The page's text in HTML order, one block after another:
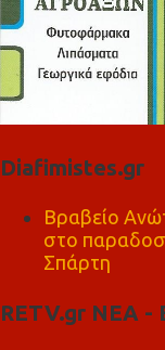
Diafimistes.gr
Βραβείο
στο
Σπάρτη
RETV.gr ΝΕΑ